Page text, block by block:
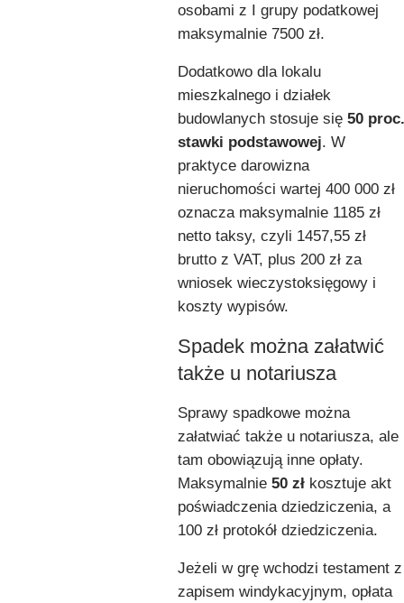
osobami z I grupy podatkowej
maksymalnie 7500 zł.
Dodatkowo dla lokalu
mieszkalnego i działek
budowlanych stosuje się 50 proc.
stawki podstawowej. W
praktyce darowizna
nieruchomości wartej 400 000 zł
oznacza maksymalnie 1185 zł
netto taksy, czyli 1457,55 zł
brutto z VAT, plus 200 zł za
wniosek wieczystoksięgowy i
koszty wypisów.
Spadek można załatwić
także u notariusza
Sprawy spadkowe można
załatwiać także u notariusza, ale
tam obowiązują inne opłaty.
Maksymalnie 50 zł kosztuje akt
poświadczenia dziedziczenia, a
100 zł protokół dziedziczenia.
Jeżeli w grę wchodzi testament z
zapisem windykacyjnym, opłata